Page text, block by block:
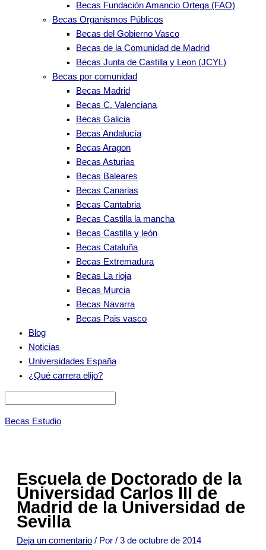
Becas Fundación Amancio Ortega (FAO)
Becas Organismos Públicos
Becas del Gobierno Vasco
Becas de la Comunidad de Madrid
Becas Junta de Castilla y Leon (JCYL)
Becas por comunidad
Becas Madrid
Becas C. Valenciana
Becas Galicia
Becas Andalucía
Becas Aragon
Becas Asturias
Becas Baleares
Becas Canarias
Becas Cantabria
Becas Castilla la mancha
Becas Castilla y león
Becas Cataluña
Becas Extremadura
Becas La rioja
Becas Murcia
Becas Navarra
Becas Pais vasco
Blog
Noticias
Universidades España
¿Qué carrera elijo?
Becas Estudio
Escuela de Doctorado de la
Universidad Carlos III de
Madrid de la Universidad de
Sevilla
Deja un comentario / Por / 3 de octubre de 2014